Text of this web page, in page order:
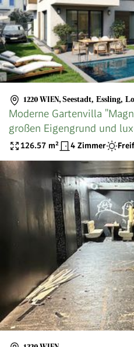
1220 WIEN, Seestadt, Essling,
Moderne Gartenvilla
großen Eigengrund und
126.57 m² 4 Zimmer